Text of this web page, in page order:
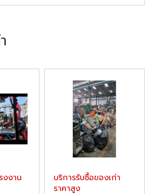
งงาน
บริการรับซื้อของเก่า
ราคาสูง